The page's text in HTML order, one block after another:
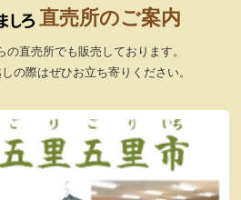
直売所のご案内
の直売所でも販売しております。
の際はぜひお立ち寄りください。